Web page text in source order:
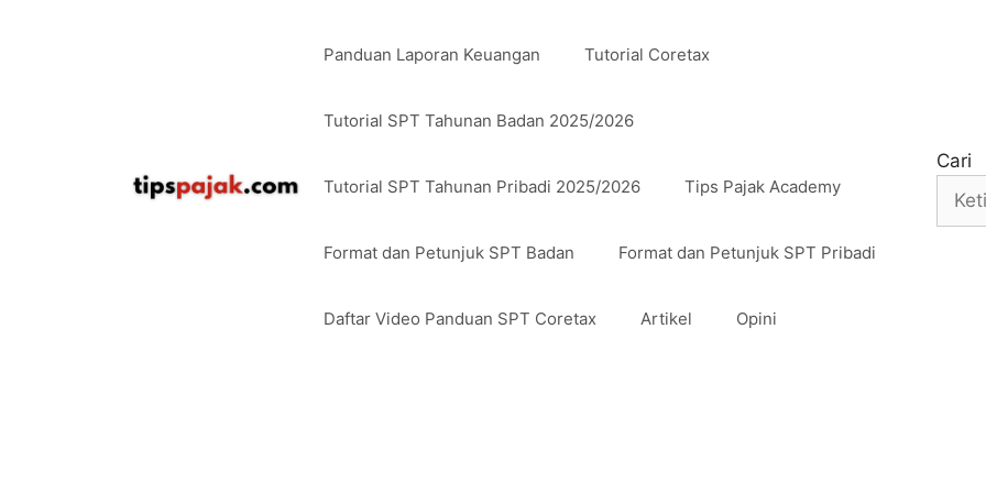
Panduan Laporan Keuangan Tutorial Coretax
Tutorial SPT Tahunan Badan 2025/2026
Tutorial SPT Tahunan Pribadi 2025/2026 Tips Pajak Academy
Format dan Petunjuk SPT Badan Format dan Petunjuk SPT Pribadi
Daftar Video Panduan SPT Coretax Artikel Opini
Cari